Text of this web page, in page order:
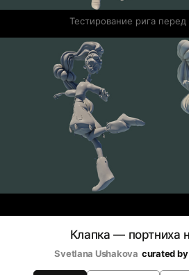
Тестирование рига
Клапка — портниха
Svetlana Ushakova curated by